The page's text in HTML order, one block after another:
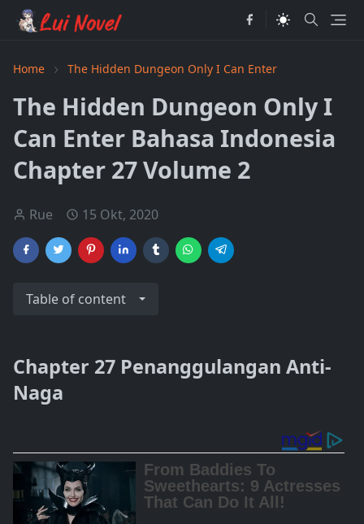
Home The Hidden Dungeon Only I Can Enter
The Hidden Dungeon Only I
Can Enter Bahasa Indonesia
Chapter 27 Volume 2
Rue 15 Okt, 2020
Table of content
Chapter 27 Penanggulangan Anti-
Naga